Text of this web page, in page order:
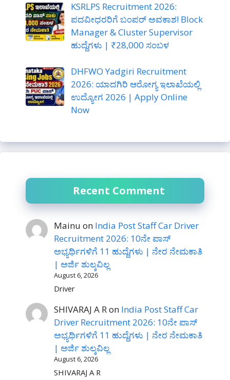
KSRLPS Recruitment 2026:
ಪದವೀಧರರಿಗೆ ಬಂಪರ್ ಅವಕಾಶ! Block
Manager & Cluster Supervisor
ಹುದ್ದೆಗಳು | ₹28,000 ಸಂಬಳ
DHFWO Yadgiri Recruitment
2026: ಯಾದಗಿರಿ ಆರೋಗ್ಯ ಇಲಾಖೆಯಲ್ಲಿ
ಉದ್ಯೋಗ 2026 | Apply Online
Now
Recent Comment
Mainu on India Post Staff Car Driver
Recruitment 2026: 10ನೇ ಪಾಸ್
ಅಭ್ಯರ್ಥಿಗಳಿಗೆ 11 ಹುದ್ದೆಗಳು | ನೇರ ನೇಮಕಾತಿ
| ಅರ್ಜಿ ಶುಲ್ಕವಿಲ್ಲ
August 6, 2026
Driver
SHIVARAJ A Ron India Post Staff Car
Driver Recruitment 2026: 10ನೇ ಪಾಸ್
ಅಭ್ಯರ್ಥಿಗಳಿಗೆ 11 ಹುದ್ದೆಗಳು | ನೇರ ನೇಮಕಾತಿ
| ಅರ್ಜಿ ಶುಲ್ಕವಿಲ್ಲ
August 6, 2026
SHIVARAJ A R